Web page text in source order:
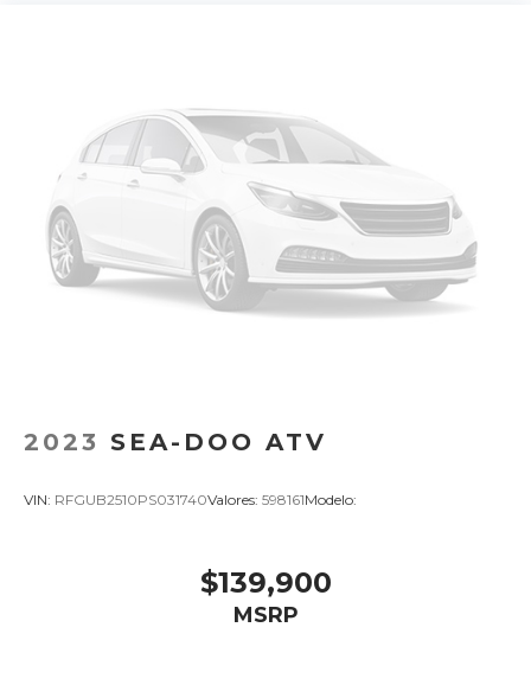
2023 SEA-DOO ATV
VIN: RFGUB2510PS031740Valores: 598161Modelo:
$139,900
MSRP